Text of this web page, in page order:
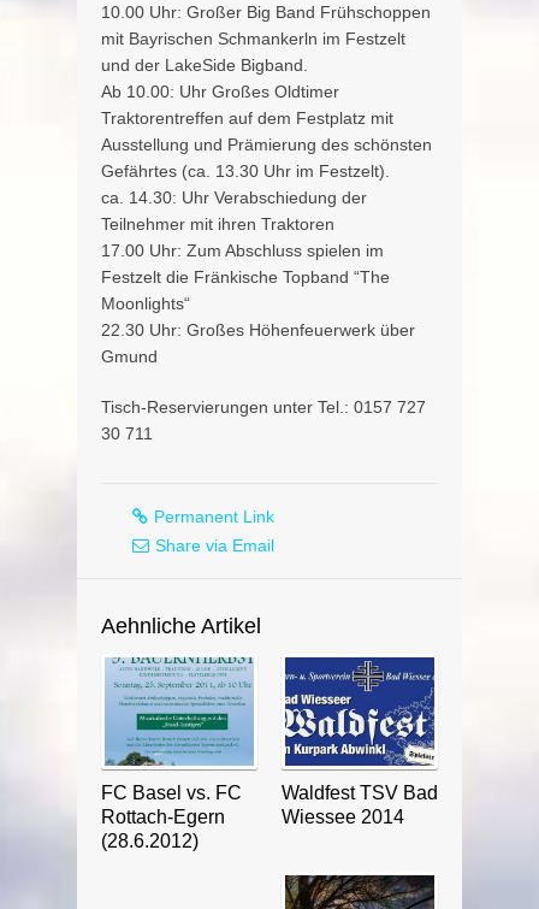
10.00 Uhr: Großer Big Band Frühschoppen
mit Bayrischen Schmankerln im Festzelt
und der LakeSide Bigband.
Ab 10.00: Uhr Großes Oldtimer
Traktorentreffen auf dem Festplatz mit
Ausstellung und Prämierung des schönsten
Gefährtes (ca. 13.30 Uhr im Festzelt).
ca. 14.30: Uhr Verabschiedung der
Teilnehmer mit ihren Traktoren
17.00 Uhr: Zum Abschluss spielen im
Festzelt die Fränkische Topband “The
Moonlights“
22.30 Uhr: Großes Höhenfeuerwerk über
Gmund
Tisch-Reservierungen unter Tel.: 0157 727
30 711
Permanent Link
Share via Email
Aehnliche Artikel
FC Basel vs. FC
Rottach-Egern
(28.6.2012)
Waldfest TSV Bad
Wiessee 2014